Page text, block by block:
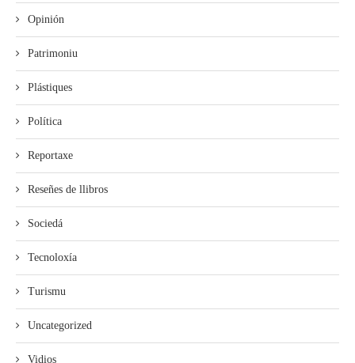
Opinión
Patrimoniu
Plástiques
Política
Reportaxe
Reseñes de llibros
Sociedá
Tecnoloxía
Turismu
Uncategorized
Vidios